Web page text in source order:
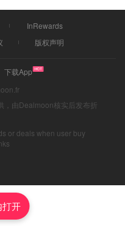
开
InRewards
版权声明
下载App
，由Dealmoon核实后发布折
or deals when user buy